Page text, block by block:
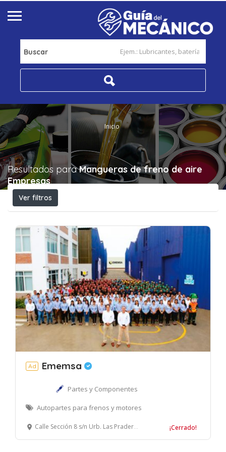
Buscar
Inicio
Resultados paraMangueras de freno de aire
Empresas
Ver filtros
Ad Ememsa
Partes y Componentes
Autopartes para frenos y motores
Calle Sección 8 s/n Urb. Las Praderas de Lurín, Lurín, Lima – Perú. ¡Cerrado!